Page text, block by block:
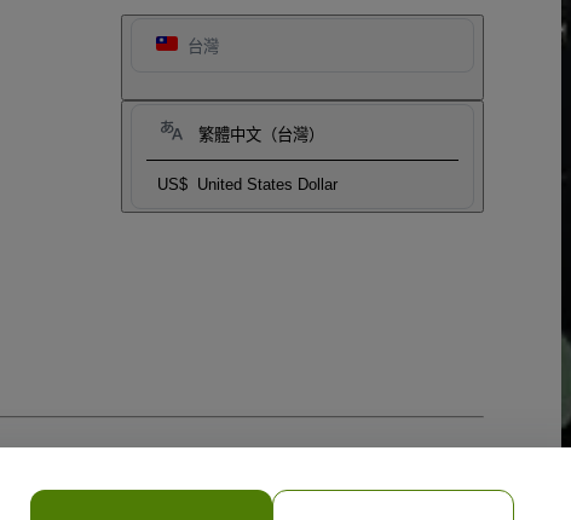
台灣
繁體中文（台灣）
US$ United States Dollar